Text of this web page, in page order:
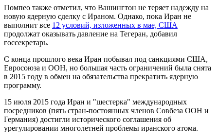
Помпео также отметил, что Вашингтон не теряет надежду на
новую ядерную сделку с Ираном. Однако, пока Иран не
выполнит все 12 условий, изложенных в мае, США
продолжат оказывать давление на Тегеран, добавил
госсекретарь.
С конца прошлого века Иран побывал под санкциями США,
Евросоюза и ООН, но большая часть ограничений была снята
в 2015 году в обмен на обязательства прекратить ядерную
программу.
15 июля 2015 года Иран и "шестерка" международных
посредников (пять стран-постоянных членов Совбеза ООН и
Германия) достигли исторического соглашения об
урегулировании многолетней проблемы иранского атома.